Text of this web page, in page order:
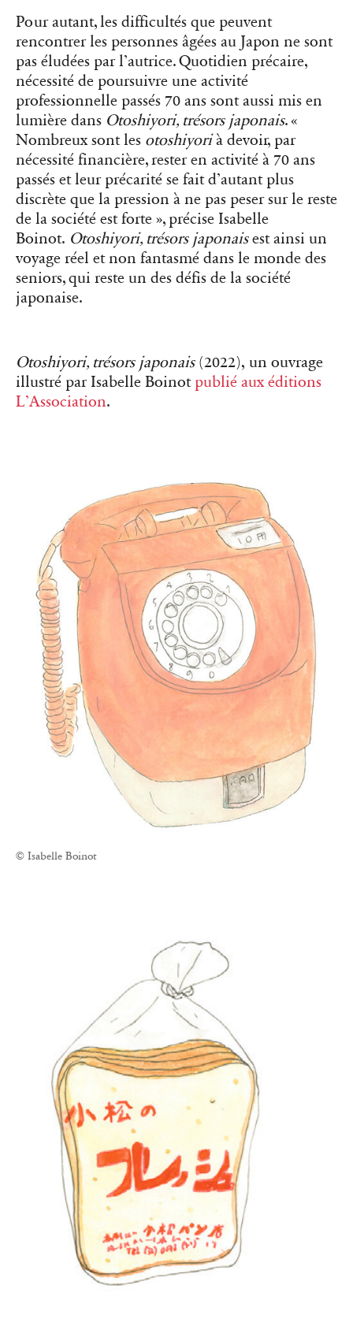
Pour autant, les difficultés que peuvent
rencontrer les personnes âgées au Japon ne sont
pas éludées par l’autrice. Quotidien précaire,
nécessité de poursuivre une activité
professionnelle passés 70 ans sont aussi mis en
lumière dans Otoshiyori, trésors japonais. «
Nombreux sont les otoshiyorià devoir, par
nécessité financière, rester en activité à 70 ans
passés et leur précarité se fait d’autant plus
discrète que la pression à ne pas peser sur le reste
de la société est forte », précise Isabelle
Boinot. Otoshiyori, trésors japonaisest ainsi un
voyage réel et non fantasmé dans le monde des
seniors, qui reste un des défis de la société
japonaise.
Otoshiyori, trésors japonais (2022), un ouvrage
illustré par Isabelle Boinot publié aux éditions
L’Association.
© Isabelle Boinot